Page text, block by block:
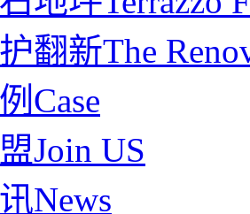
翻新The
Case
Join US
News